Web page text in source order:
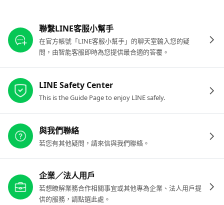
聯繫LINE客服小幫手
在官方帳號「LINE客服小幫手」的聊天室輸入您的疑
問，由智能客服即時為您提供最合適的答覆。
LINE Safety Center
This is the Guide Page to enjoy LINE safely.
與我們聯絡
若您有其他疑問，請來信與我們聯絡。
企業／法人用戶
若想瞭解業務合作相關事宜或其他專為企業、法人用戶提
供的服務，請點選此處。